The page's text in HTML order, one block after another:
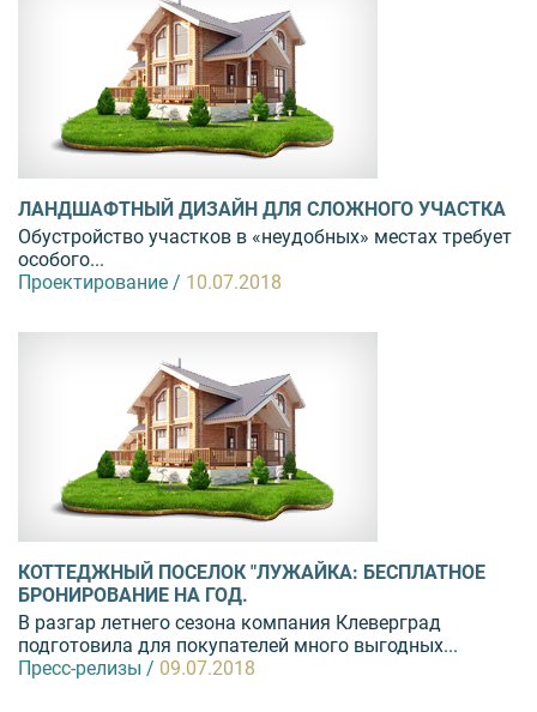
ЛАНДШАФТНЫЙ ДИЗАЙН ДЛЯ СЛОЖНОГО УЧАСТКА
Обустройство участков в «неудобных» местах требует
особого...
Проектирование / 10.07.2018
КОТТЕДЖНЫЙ ПОСЕЛОК "ЛУЖАЙКА: БЕСПЛАТНОЕ
БРОНИРОВАНИЕ НА ГОД.
В разгар летнего сезона компания Клеверград
подготовила для покупателей много выгодных...
Пресс-релизы / 09.07.2018